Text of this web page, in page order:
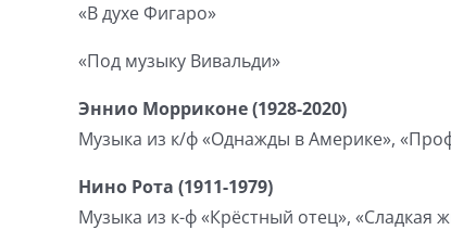
«В духе Фигаро»
«Под музыку Вивальди»
Эннио Морриконе (1928-2020)
Музыка из к/ф «Однажды в Америке»,
Нино Рота (1911-1979)
Музыка из к-ф «Крёстный отец», «Сладкая